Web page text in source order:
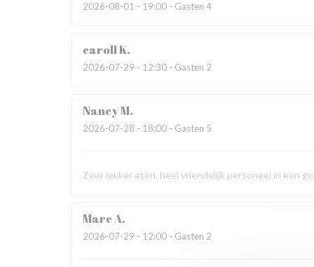
2026-08-01 - 19:00 - Gasten 4
carollK
2026-07-29 - 12:30 - Gasten 2
NancyM
2026-07-28 - 18:00 - Gasten 5
Zeer lekker eten, heel vriendelijk personeel in een
MarcA
2026-07-29 - 12:00 - Gasten 2